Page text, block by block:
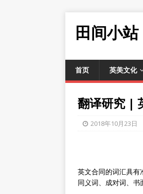
田间小站
首页 英美文化
翻译研究 |
2018年10月23日
英文合同的词汇具有
同义词、成对词、书